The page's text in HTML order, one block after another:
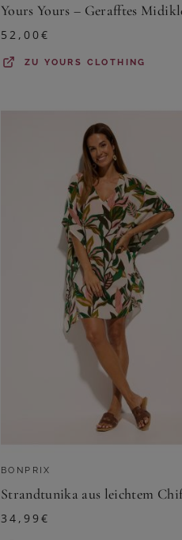
52,00€
ZUYOURS CLOTHING
BONPRIX
Strandtunika aus leichtem
34,99€